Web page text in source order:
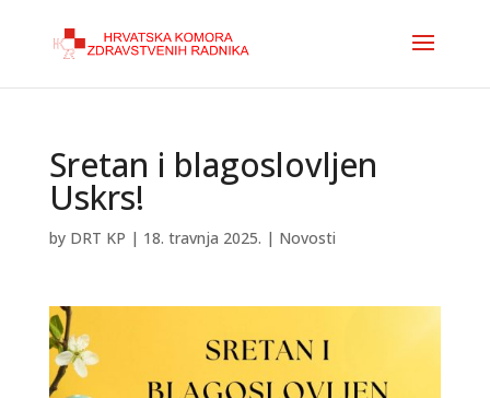
Sretan i blagoslovljen
Uskrs!
by DRT KP | 18. travnja 2025. | Novosti